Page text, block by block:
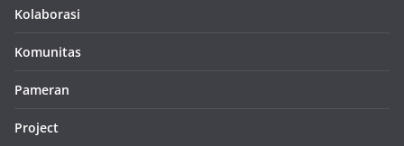
Kolaborasi
Komunitas
Pameran
Project